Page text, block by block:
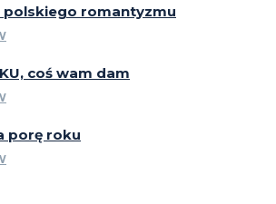
polskiego romantyzmu
coś wam dam
porę roku